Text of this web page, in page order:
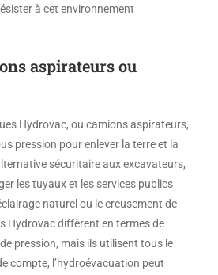
à cet environnement
aspirateurs ou
Hydrovac, ou camions aspirateurs,
pression pour enlever la terre et la
sécuritaire aux excavateurs,
les tuyaux et les services publics
naturel ou le creusement de
Hydrovac diffèrent en termes de
pression, mais ils utilisent tous le
compte, l’hydroévacuation peut